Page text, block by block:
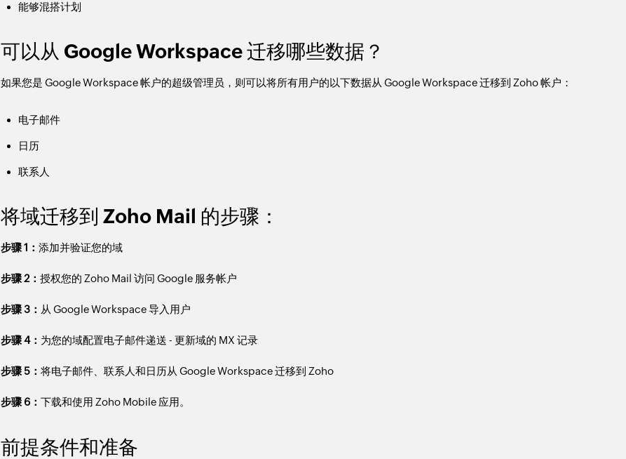
能够混搭计划
可以从 Google Workspace 迁移哪些数据？
如果您是 Google Workspace 帐户的超级管理员，则可以将所有用户的以下数据从 Google Workspace 迁移到 Zoho 帐户：
电子邮件
日历
联系人
将域迁移到 Zoho Mail 的步骤：
步骤 1： 添加并验证您的域
步骤 2： 授权您的 Zoho Mail 访问 Google 服务帐户
步骤 3： 从 Google Workspace 导入用户
步骤 4： 为您的域配置电子邮件递送 - 更新域的 MX 记录
步骤 5： 将电子邮件、联系人和日历从 Google Workspace 迁移到 Zoho
步骤 6： 下载和使用 Zoho Mobile 应用。
前提条件和准备